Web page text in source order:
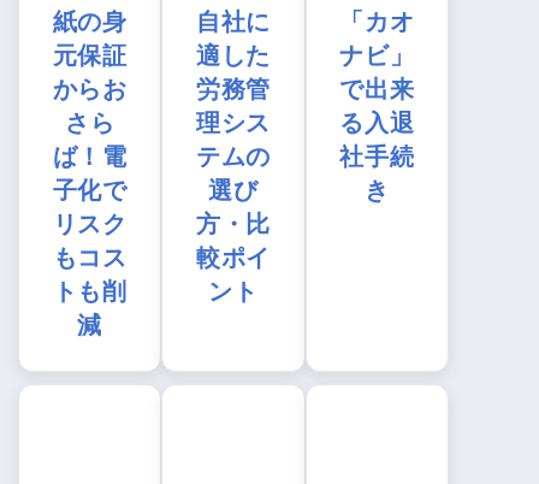
紙の身
元保証
からお
さら
ば！電
子化で
リスク
もコス
トも削
減
自社に
適した
労務管
理シス
テムの
選び
方・比
較ポイ
ント
「カオ
ナビ」
で出来
る入退
社手続
き